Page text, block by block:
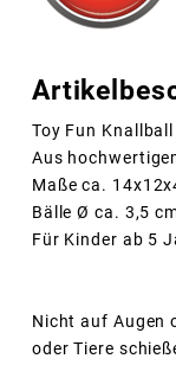
Toy Fun
Aus
Maße ca.
Bälle Ø ca. 3,5
Für Kinder ab 5
Nicht auf Augen
oder Tiere